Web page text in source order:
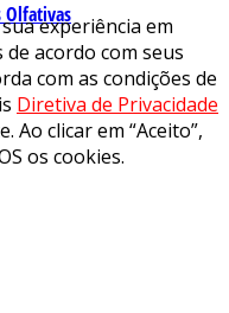
Olfativas
experiência em
acordo com seus
com as condições de
Diretiva de Privacidade
Ao clicar em “Aceito”,
os cookies.